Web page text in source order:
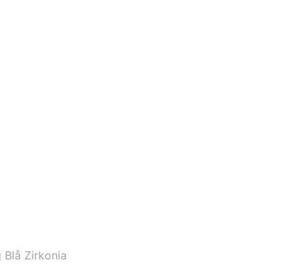
Blå Zirkonia